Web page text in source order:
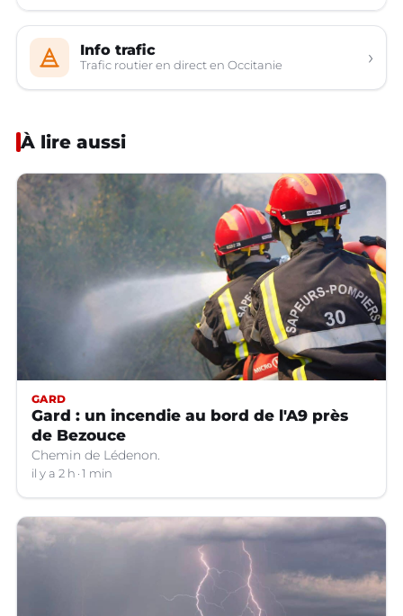
Info trafic
Trafic routier en direct en Occitanie ›
À lire aussi
GARD
Gard : un incendie au bord de l'A9 près
de Bezouce
Chemin de Lédenon.
il y a 2 h 1 min